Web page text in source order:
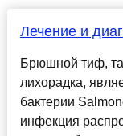
Лечение и
Брюшной тиф,
лихорадка,
бактерии
инфекция